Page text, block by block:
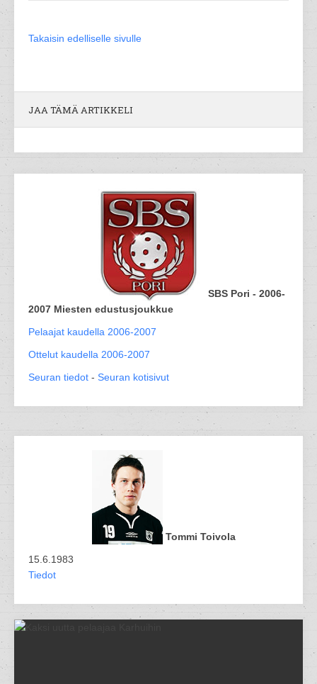
Takaisin edelliselle sivulle
JAA TÄMÄ ARTIKKELI
SBS Pori - 2006-
2007 Miesten edustusjoukkue
Pelaajat kaudella 2006-2007
Ottelut kaudella 2006-2007
Seuran tiedot - Seuran kotisivut
Tommi Toivola
15.6.1983
Tiedot